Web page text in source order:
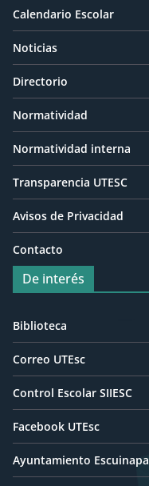
Calendario Escolar
Noticias
Directorio
Normatividad
Normatividad interna
Transparencia UTESC
Avisos de Privacidad
Contacto
De interés
Biblioteca
Correo UTEsc
Control Escolar SIIESC
Facebook UTEsc
Ayuntamiento Escuinapa